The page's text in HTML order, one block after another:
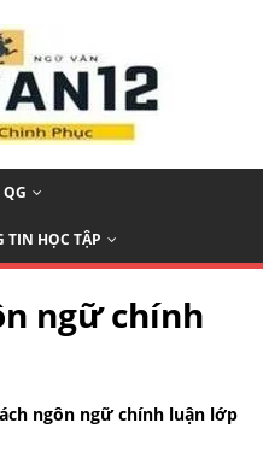
TIN HỌC TẬP
ngữ chính
ngôn ngữ chính luận lớp